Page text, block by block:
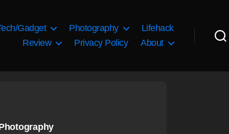
Gadget Photography
Lifehack
Review
Privacy Policy About